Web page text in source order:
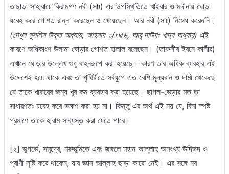
তাছাড়া সাহাবায়ে কিরামগণ নবী (সাঃ) এর উপস্থিতিতে খাইবার ও মদীনায় ঘোড়া
যবেহ করে গোশত রান্না করেছেন ও খেয়েছেন। আর নবী (সাঃ) নিষেধ করেননি।
(দেখুন মুসলিম উক্ত অধ্যায়, আহমাদ ৩/৩৫৬, আবু দাউদঃ খাদ্য অধ্যায়) এই
কারণে অধিকাংশ উলামা ঘোড়ার গোশত হালাল বলেছেন। (তাফসীর ইবনে কাসীর)
এখানে ঘোড়ার উল্লেখ শুধু বাহনরূপে করা হয়েছে। কারণ তার অধিক ব্যবহার এই
উদ্দেশেই হয়ে থাকে এবং তা পৃথিবীতে সর্বযুগে এত বেশি মূল্যবান ও দামী থেকেছে
যে তাকে খাবারের জন্য খুব কম ব্যবহার করা হয়েছে। ছাগল-ভেড়ার মত তা
সাধারণতঃ যবেহ করে ভক্ষণ করা হয় না। কিন্তু এর অর্থ এই নয় যে, বিনা স্পষ্ট
প্রমাণে তাকে হারাম সাব্যস্ত করা যেতে পারে।
[২] ভূগর্ভে, সমুদ্রে, মরুভূমিতে এবং জঙ্গলে মহান আল্লাহ অসংখ্য উদ্ভিদ ও
প্রাণী সৃষ্টি করে থাকেন, যার জ্ঞান আল্লাহ ছাড়া কারো নেই। এর সঙ্গে নব